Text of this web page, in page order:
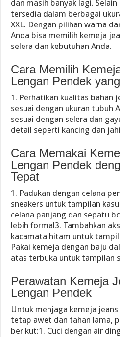
dan masih banyak lagi.
tersedia dalam berbagai
XXL. Dengan pilihan warna
Anda bisa memilih kemeja
selera dan kebutuhan Anda.
Cara Memilih
Lengan Pendek
1. Perhatikan kualitas bahan
sesuai dengan ukuran tubuh
sesuai dengan selera dan
detail seperti kancing dan
Cara Memakai
Lengan Pendek
Tepat
1. Padukan dengan celana
sneakers untuk tampilan
celana panjang dan sepatu
lebih formal3. Tambahkan
kacamata hitam untuk
Pakai kemeja dengan baju
atas terbuka untuk tampilan
Perawatan Kemeja
Lengan Pendek
Untuk menjaga kemeja
tetap awet dan tahan lama,
berikut:1. Cuci dengan air